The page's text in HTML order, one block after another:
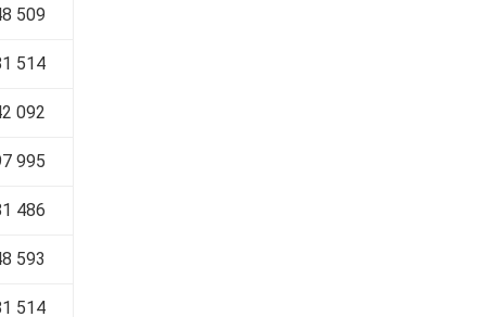
509
514
092
995
486
593
514